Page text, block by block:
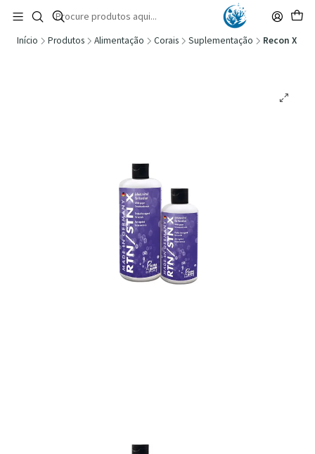
🚚 Portugal Continental: Portes Grátis desde 149,90€ (Envio extresso: 14,90€)
Ler mais
Início Produtos Alimentação Corais Suplementação Recon X